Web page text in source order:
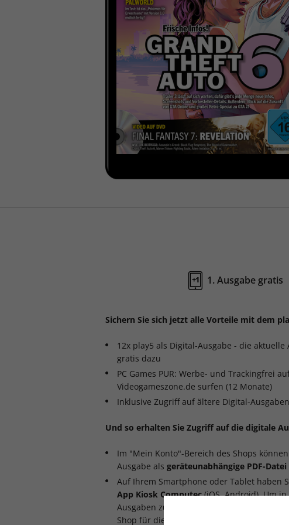
+1 1. Ausgabe gratis
Sichern Sie sich jetzt alle Vorteile mit dem
12x play5 als Digital-Ausgabe - die aktuelle
gratis dazu
PC Games PUR: Werbe- und Trackingfrei
Videogameszone.de surfen (12 Monate)
Inklusive Zugriff auf ältere Digital-Ausgaben
Und so erhalten Sie Zugriff auf die digitale
Im "Mein Konto"-Bereich des Shops
Ausgabe als geräteunabhängige PDF-Datei
Auf Ihrem Smartphone oder Tablet haben
App Kiosk Computec(iOS, Android). Um
Ausgaben zugreifen zu können, ist Ihr
Shop für die Freischaltung Ihres Abos